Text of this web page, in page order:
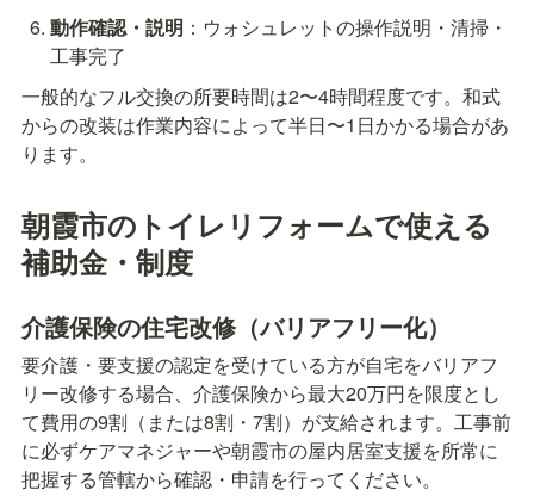
動作確認・説明 ：ウォシュレットの操作説明・清掃・
工事完了
一般的なフル交換の所要時間は2〜4時間程度です。和式
からの改装は作業内容によって半日〜1日かかる場合があ
ります。
朝霞市のトイレリフォームで使える
補助金・制度
介護保険の住宅改修（バリアフリー化）
要介護・要支援の認定を受けている方が自宅をバリアフ
リー改修する場合、介護保険から最大20万円を限度とし
て費用の9割（または8割・7割）が支給されます。工事前
に必ずケアマネジャーや朝霞市の屋内居室支援を所常に
把握する管轄から確認・申請を行ってください。